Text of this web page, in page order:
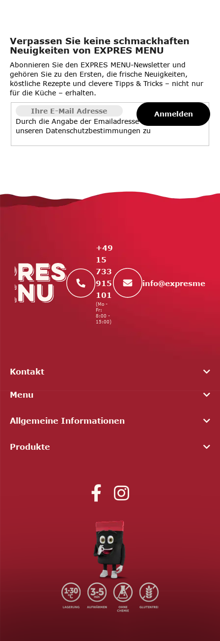
Verpassen Sie keine schmackhaften
Neuigkeiten von EXPRES MENU
Abonnieren Sie den EXPRES MENU-Newsletter und
gehören Sie zu den Ersten, die frische Neuigkeiten,
köstliche Rezepte und clevere Tipps & Tricks – nicht nur
für die Küche – erhalten.
Durch die Angabe der Emailadresse stimmen Sie
unseren Datenschutzbestimmungen zu
Anmelden
F
u
+49
15
733
915
101
(Mo -
Fr:
8:00 -
15:00)
info@
Kontakt
Menu
Allgemeine Informationen
Produkte